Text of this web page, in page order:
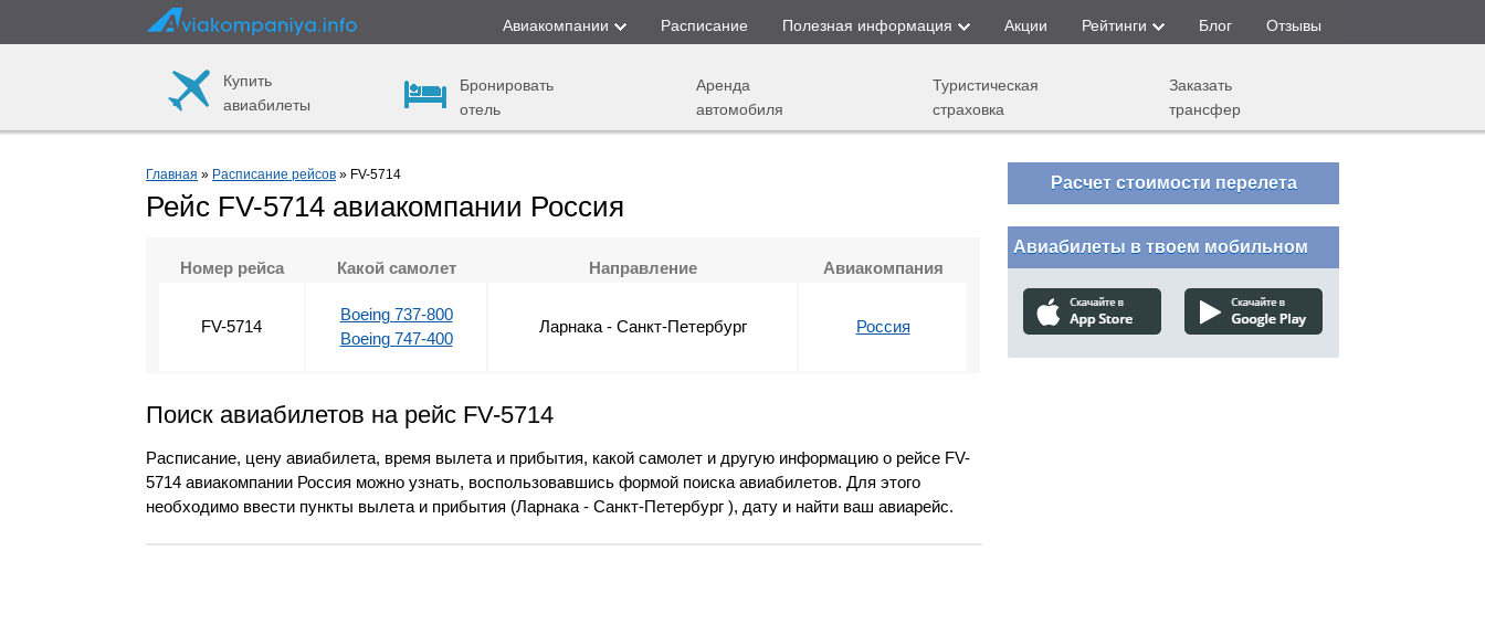
Авиакомпании Расписание Полезная информация Акции Рейтинги Блог Отзывы
Купить
авиабилеты
Бронировать
отель
Аренда
автомобиля
Туристическая
страховка
Заказать
трансфер
Главная » Расписание рейсов » FV-5714
Рейс FV-5714 авиакомпании Россия
Номер рейса Какой самолет Направление Авиакомпания
FV-5714
Boeing 737-800
Boeing 747-400
Ларнака - Санкт-Петербург Россия
Поиск авиабилетов на рейс FV-5714
Расписание, цену авиабилета, время вылета и прибытия, какой самолет и другую информацию о рейсе FV-
5714 авиакомпании Россия можно узнать, воспользовавшись формой поиска авиабилетов. Для этого
необходимо ввести пункты вылета и прибытия (Ларнака - Санкт-Петербург ), дату и найти ваш авиарейс.
Расчет стоимости перелета
Авиабилеты в твоем мобильном